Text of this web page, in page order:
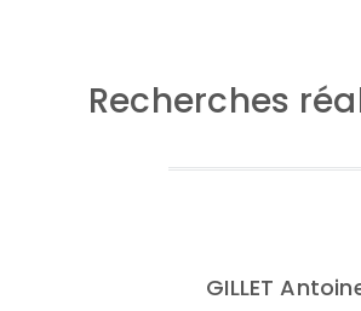
Recherches
GILLET